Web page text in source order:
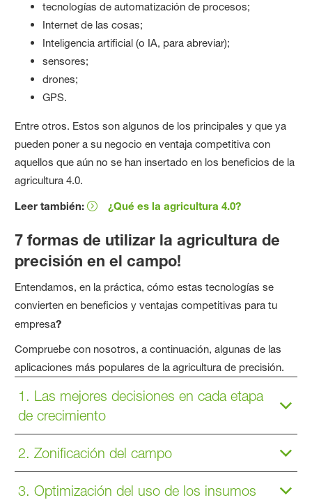
tecnologías de automatización de procesos;
Internet de las cosas;
Inteligencia artificial (o IA, para abreviar);
sensores;
drones;
GPS.
Entre otros. Estos son algunos de los principales y que ya
pueden poner a su negocio en ventaja competitiva con
aquellos que aún no se han insertado en los beneficios de la
agricultura 4.0.
Leer también: ¿Qué es la agricultura 4.0?
7 formas de utilizar la agricultura de
precisión en el campo!
Entendamos, en la práctica, cómo estas tecnologías se
convierten en beneficios y ventajas competitivas para tu
empresa?
Compruebe con nosotros, a continuación, algunas de las
aplicaciones más populares de la agricultura de precisión.
1. Las mejores decisiones en cada etapa
de crecimiento
2. Zonificación del campo
3. Optimización del uso de los insumos